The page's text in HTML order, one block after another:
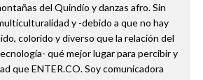
del Quindío y danzas afro. Sin
y -debido a que no hay
colorido y diverso que la relación del
qué mejor lugar para percibir y
que ENTER.CO. Soy comunicadora